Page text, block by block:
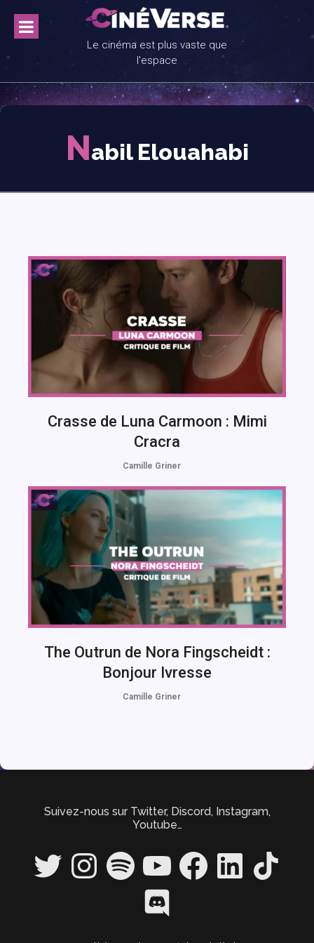
content
Le cinéma est plus vaste que
l'espace
Nabil Elouahabi
Crasse de Luna Carmoon : Mimi
Cracra
Camille Griner
The Outrun de Nora Fingscheidt :
Bonjour Ivresse
Camille Griner
Suivez-nous sur Twitter, Discord, Instagram,
Youtube…
Twitter InstagramSpotify YouTube FacebookLinkedIn TikTok
Discord